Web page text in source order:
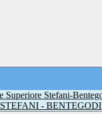
STEFANI - BENTEGODI